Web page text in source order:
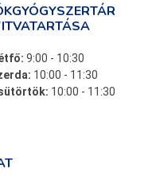
9:00 - 10:30
10:00 - 11:30
10:00 - 11:30